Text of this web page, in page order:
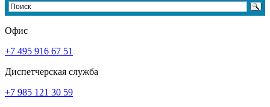
Офис
+7 495 916 67 51
Диспетчерская служба
+7 985 121 30 59